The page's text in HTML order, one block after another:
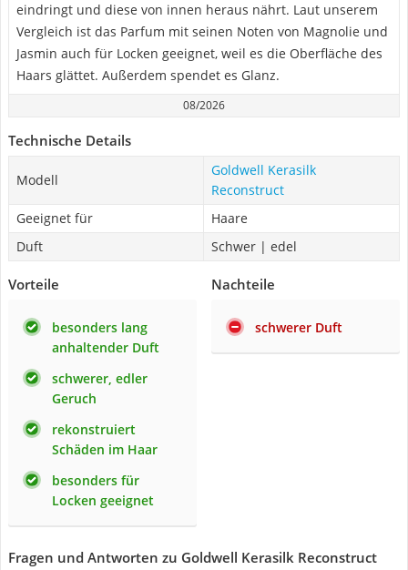
eindringt und diese von innen heraus nährt. Laut unserem
Vergleich ist das Parfum mit seinen Noten von Magnolie und
Jasmin auch für Locken geeignet, weil es die Oberfläche des
Haars glättet. Außerdem spendet es Glanz.
08/2026
Technische Details
Modell
Goldwell Kerasilk
Reconstruct
Geeignet für
Haare
Duft
Schwer | edel
Vorteile
besonders lang
anhaltender Duft
schwerer, edler
Geruch
rekonstruiert
Schäden im Haar
besonders für
Locken geeignet
Nachteile
schwerer Duft
Fragen und Antworten zu Goldwell Kerasilk Reconstruct